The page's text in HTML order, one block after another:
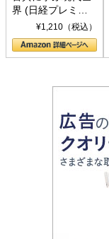
界 (日経プレミア
シリーズ)¥1,210（税込）